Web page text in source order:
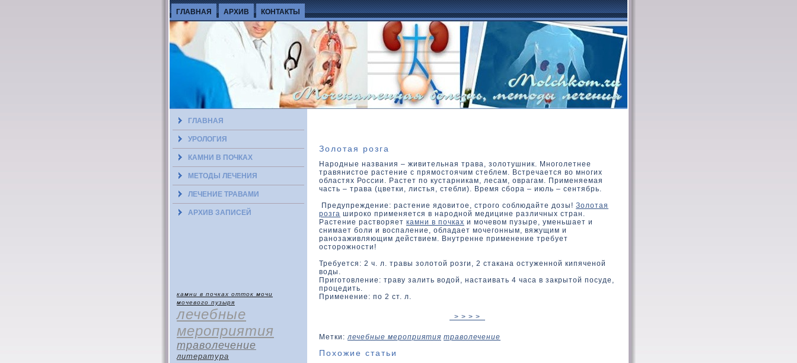
ГЛАВНАЯ АРХИВ КОНТАКТЫ
ГЛАВНАЯ
УРОЛОГИЯ
КАМНИ В ПОЧКАХ
МЕТОДЫ ЛЕЧЕНИЯ
ЛЕЧЕНИЕ ТРАВАМИ
АРХИВ ЗАПИСЕЙ
камни в почках отток мочи
мочевого пузыря
лечебные
мероприятия
траволечение
литература
Золотая розга
Народные названия – живительная трава, золотушник. Многолетнее
травянистое растение с прямостоячим стеблем. Встречается во многих
областях России. Растет по кустарникам, лесам, оврагам. Применяемая
часть – трава (цветки, листья, стебли). Время сбора – июль – сентябрь.
Предупреждение: растение ядовитое, строго соблюдайте дозы! Золотая
розга широко применяется в народной медицине различных стран.
Растение растворяет камни в почках и мочевом пузыре, уменьшает и
снимает боли и воспаление, обладает мочегонным, вяжущим и
ранозаживляющим действием. Внутренне применение требует
осторожности!
Требуется: 2 ч. л. травы золотой розги, 2 стакана остуженной кипяченой
воды.
Приготовление: траву залить водой, настаивать 4 часа в закрытой посуде,
процедить.
Применение: по 2 ст. л.
> > > >
Метки:лечебные мероприятия траволечение
Похожие статьи